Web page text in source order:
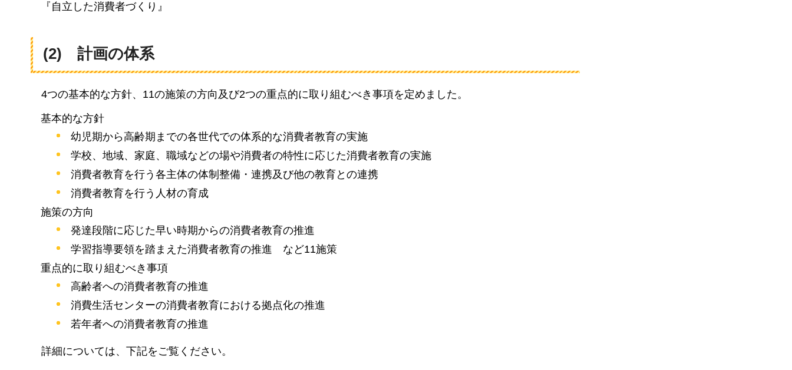
『自立した消費者づくり』
(2) 計画の体系
4つの基本的な方針、11の施策の方向及び2つの重点的に取り組むべき事項を定めました。
基本的な方針
幼児期から高齢期までの各世代での体系的な消費者教育の実施
学校、地域、家庭、職域などの場や消費者の特性に応じた消費者教育の実施
消費者教育を行う各主体の体制整備・連携及び他の教育との連携
消費者教育を行う人材の育成
施策の方向
発達段階に応じた早い時期からの消費者教育の推進
学習指導要領を踏まえた消費者教育の推進
など11施策
重点的に取り組むべき事項
高齢者への消費者教育の推進
消費生活センターの消費者教育における拠点化の推進
若年者への消費者教育の推進
詳細については、下記をご覧ください。